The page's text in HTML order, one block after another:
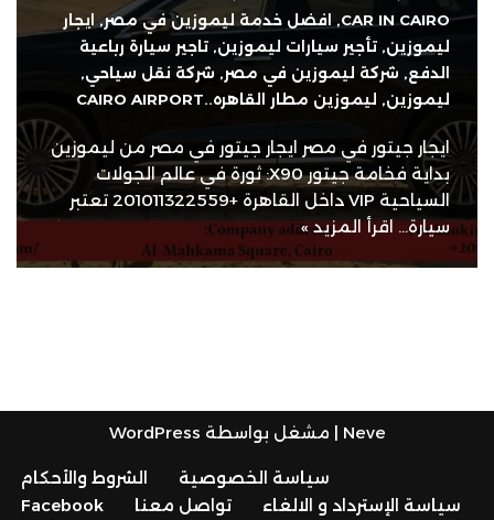
CAR IN CAIRO
, افضل خدمة ليموزين في مصر, ايجار
ليموزين, تأجير سيارات ليموزين, تاجير سيارة رباعية
الدفع, شركة ليموزين في مصر, شركة نقل سياحي,
ليموزين, ليموزين مطار القاهره..CAIRO AIRPORT
ايجار جيتور في مصر ايجار جيتور في مصر من ليموزين
بداية فخامة جيتور X90: ثورة في عالم الجولات
السياحية VIP داخل القاهرة +201011322559 تعتبر
سيارة…اقرأ المزيد »
Neve | مشغل بواسطة WordPress
سياسة الخصوصية
الشروط والأحكام
سياسة الإسترداد و الالغاء
تواصل معنا Facebook